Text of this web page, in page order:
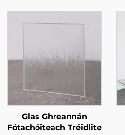
Glas Ghreannán
Fótachóiteach Tréidlite